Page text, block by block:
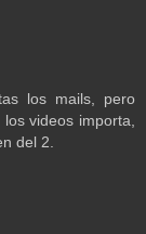
los mails, pero
videos importa,
del 2.